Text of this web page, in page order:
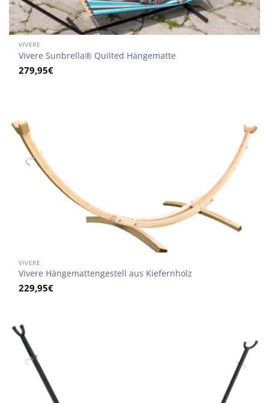
VIVERE
Vivere Sunbrella® Quilted Hängematte
279,95€
VIVERE
Vivere Hängemattengestell aus Kiefernholz
229,95€